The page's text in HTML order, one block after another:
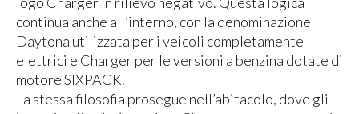
continua anche all’interno, con la denominazione
Daytona utilizzata per i veicoli completamente
elettrici e Charger per le versioni a benzina dotate di
motore SIXPACK.
La stessa filosofia prosegue nell’abitacolo, dove gli